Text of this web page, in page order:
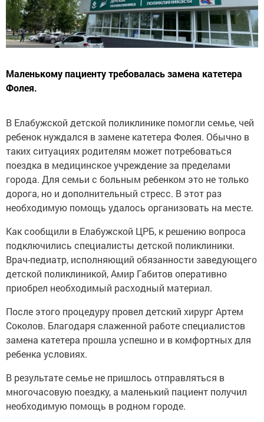
Маленькому пациенту требовалась замена катетера
Фолея.
В Елабужской детской поликлинике помогли семье, чей
ребенок нуждался в замене катетера Фолея. Обычно в
таких ситуациях родителям может потребоваться
поездка в медицинское учреждение за пределами
города. Для семьи с больным ребенком это не только
дорога, но и дополнительный стресс. В этот раз
необходимую помощь удалось организовать на месте.
Как сообщили в Елабужской ЦРБ, к решению вопроса
подключились специалисты детской поликлиники.
Врач-педиатр, исполняющий обязанности заведующего
детской поликлиникой, Амир Габитов оперативно
приобрел необходимый расходный материал.
После этого процедуру провел детский хирург Артем
Соколов. Благодаря слаженной работе специалистов
замена катетера прошла успешно и в комфортных для
ребенка условиях.
В результате семье не пришлось отправляться в
многочасовую поездку, а маленький пациент получил
необходимую помощь в родном городе.